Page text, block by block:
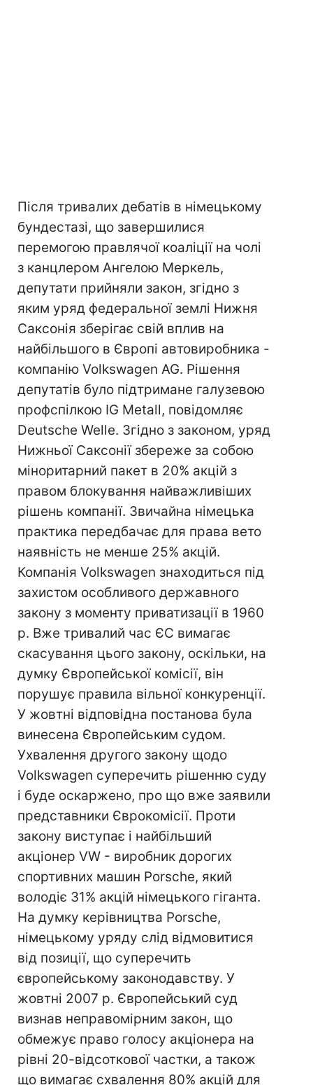
Після тривалих дебатів в німецькому
бундестазі, що завершилися
перемогою правлячої коаліції на чолі
з канцлером Ангелою Меркель,
депутати прийняли закон, згідно з
яким уряд федеральної землі Нижня
Саксонія зберігає свій вплив на
найбільшого в Європі автовиробника -
компанію Volkswagen AG. Рішення
депутатів було підтримане галузевою
профспілкою IG Metall, повідомляє
Deutsche Welle. Згідно з законом, уряд
Нижньої Саксонії збереже за собою
міноритарний пакет в 20% акцій з
правом блокування найважливіших
рішень компанії. Звичайна німецька
практика передбачає для права вето
наявність не менше 25% акцій.
Компанія Volkswagen знаходиться під
захистом особливого державного
закону з моменту приватизації в 1960
р. Вже тривалий час ЄС вимагає
скасування цього закону, оскільки, на
думку Європейської комісії, він
порушує правила вільної конкуренції.
У жовтні відповідна постанова була
винесена Європейським судом.
Ухвалення другого закону щодо
Volkswagen суперечить рішенню суду
і буде оскаржено, про що вже заявили
представники Єврокомісії. Проти
закону виступає і найбільший
акціонер VW - виробник дорогих
спортивних машин Porsche, який
володіє 31% акцій німецького гіганта.
На думку керівництва Porsche,
німецькому уряду слід відмовитися
від позиції, що суперечить
європейському законодавству. У
жовтні 2007 р. Європейський суд
визнав неправомірним закон, що
обмежує право голосу акціонера на
рівні 20-відсоткової частки, а також
що вимагає схвалення 80% акцій для